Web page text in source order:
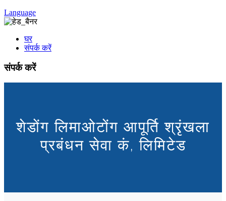
Language
घर
संपर्क करें
संपर्क करें
शेडोंग लिमाओटोंग आपूर्ति श्रृंखला
प्रबंधन सेवा कं, लिमिटेड